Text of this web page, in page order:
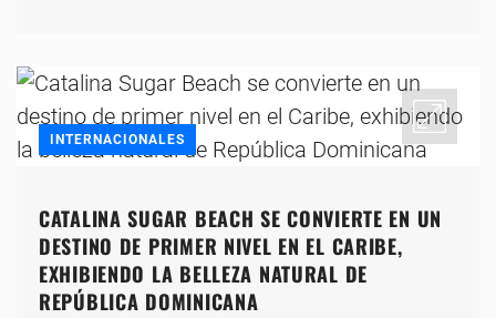
INTERNACIONALES
CATALINA SUGAR BEACH SE CONVIERTE EN UN
DESTINO DE PRIMER NIVEL EN EL CARIBE,
EXHIBIENDO LA BELLEZA NATURAL DE
REPÚBLICA DOMINICANA